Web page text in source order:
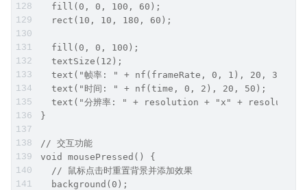
  fill(0, 0, 100, 60);
  rect(10, 10, 180, 60);
  fill(0, 0, 100);
  textSize(12);
  text("帧率: " + nf(frameRate, 0, 1), 20, 30);
  text("时间: " + nf(time, 0, 2), 20, 50);
text("分辨率: " + resolution + "x" +
}
// 交互功能
void mousePressed() {
  // 鼠标点击时重置背景并添加效果
  background(0);